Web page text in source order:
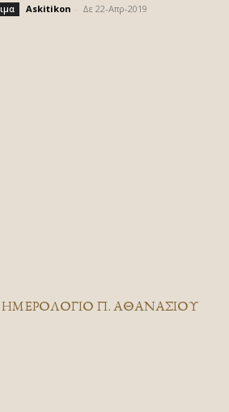
Askitikon Δε 22-Απρ-2019
ΗΜΕΡΟΛΟΓΙΟ Π. ΑΘΑΝΑΣΙΟΥ